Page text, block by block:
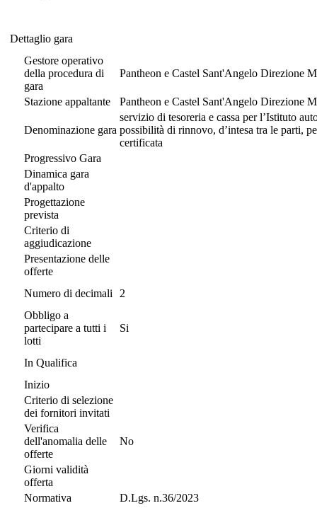
Dettaglio gara
Gestore operativo
della procedura di
gara
Pantheon e Castel Sant'Angelo Direzione
Stazione appaltante Pantheon e Castel Sant'Angelo Direzione
Denominazione gara
servizio di tesoreria e cassa per l’Istituto
possibilità di rinnovo, d’intesa tra le parti,
certificata
Progressivo Gara
Dinamica gara
d'appalto
Progettazione
prevista
Criterio di
aggiudicazione
Presentazione delle
offerte
Numero di decimali
2
Obbligo a
partecipare a tutti i
lotti
Si
In Qualifica
Inizio
Criterio di selezione
dei fornitori invitati
Verifica
dell'anomalia delle
offerte
No
Giorni validità
offerta
Normativa
D.Lgs. n.36/2023